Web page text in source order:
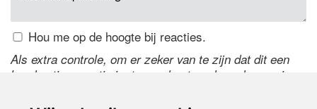
Hou me op de hoogte bij reacties.
Als extra controle, om er zeker van te zijn dat dit een
handmatige reactie is, typ onderstaande code over in
de code te wijzigen.